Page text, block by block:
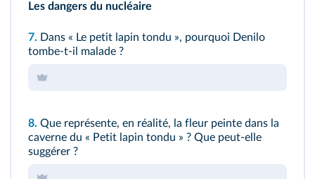
Les dangers du nucléaire
7. Dans « Le petit lapin tondu », pourquoi Denilo
tombe-t-il malade ?
8. Que représente, en réalité, la fleur peinte dans la
caverne du « Petit lapin tondu » ? Que peut‑elle
suggérer ?